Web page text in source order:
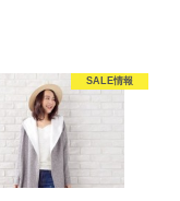
SALE情報